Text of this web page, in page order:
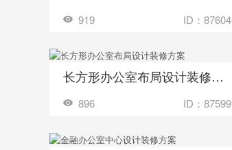
919 ID：87604
收藏 装修成这样要花多少钱？
长方形办公室布局设计装修方案
896 ID：87599